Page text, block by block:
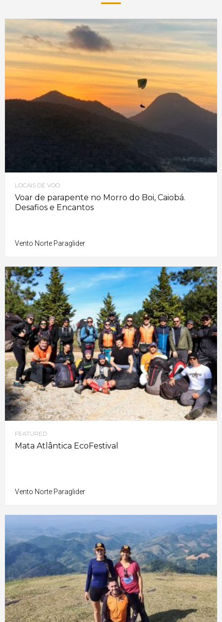
LOCAIS DE VOO
Voar de parapente no Morro do Boi, Caiobá.
Desafios e Encantos
Vento Norte Paraglider
FEATURED
Mata Atlântica EcoFestival
Vento Norte Paraglider